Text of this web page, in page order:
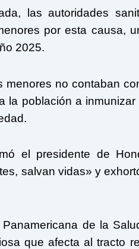
las autoridades
por esta causa,
2025.
menores no contaban
la población a
el presidente de
salvan vidas» y
de la
que afecta al tracto